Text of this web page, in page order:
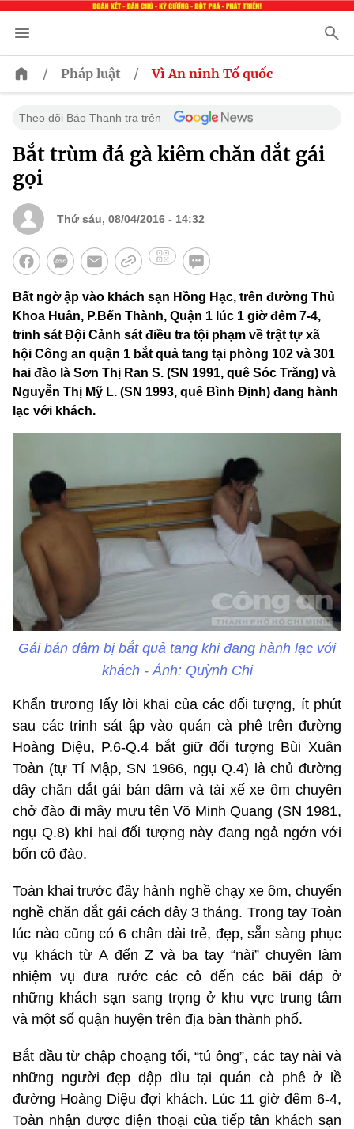
/ Pháp luật / Vì An ninh Tổ quốc
Theo dõi Báo Thanh tra trên
Bắt trùm đá gà kiêm chăn dắt gái
gọi
Thứ sáu, 08/04/2016 - 14:32
Bất ngờ ập vào khách sạn Hồng Hạc, trên đường Thủ
Khoa Huân, P.Bến Thành, Quận 1 lúc 1 giờ đêm 7-4,
trinh sát Đội Cảnh sát điều tra tội phạm về trật tự xã
hội Công an quận 1 bắt quả tang tại phòng 102 và 301
hai đào là Sơn Thị Ran S. (SN 1991, quê Sóc Trăng) và
Nguyễn Thị Mỹ L. (SN 1993, quê Bình Định) đang hành
lạc với khách.
Gái bán dâm bị bắt quả tang khi đang hành lạc với
khách - Ảnh: Quỳnh Chi
Khẩn trương lấy lời khai của các đối tượng, ít phút
sau các trinh sát ập vào quán cà phê trên đường
Hoàng Diệu, P.6-Q.4 bắt giữ đối tượng Bùi Xuân
Toàn (tự Tí Mập, SN 1966, ngụ Q.4) là chủ đường
dây chăn dắt gái bán dâm và tài xế xe ôm chuyên
chở đào đi mây mưu tên Võ Minh Quang (SN 1981,
ngụ Q.8) khi hai đối tượng này đang ngả ngớn với
bốn cô đào.
Toàn khai trước đây hành nghề chạy xe ôm, chuyển
nghề chăn dắt gái cách đây 3 tháng. Trong tay Toàn
lúc nào cũng có 6 chân dài trẻ, đẹp, sẵn sàng phục
vụ khách từ A đến Z và ba tay “nài” chuyên làm
nhiệm vụ đưa rước các cô đến các bãi đáp ở
những khách sạn sang trọng ở khu vực trung tâm
và một số quận huyện trên địa bàn thành phố.
Bắt đầu từ chập choạng tối, “tú ông”, các tay nài và
những người đẹp dập dìu tại quán cà phê ở lề
đường Hoàng Diệu đợi khách. Lúc 11 giờ đêm 6-4,
Toàn nhận được điện thoại của tiếp tân khách sạn